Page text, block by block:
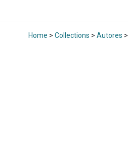
Home > Collections > Autores >